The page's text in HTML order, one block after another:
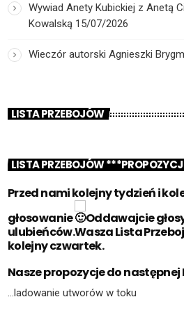
Wywiad Anety Kubickiej z Anetą
Kowalską 15/07/2026
Wieczór autorski Agnieszki
LISTA PRZEBOJÓW
LISTA PRZEBOJÓW
Przed nami kolejny tydzień i
głosowanie
Oddawajcie
ulubieńców.Wasza Lista
kolejny czwartek.
Nasze propozycje do następnej
…ladowanie utworów w toku